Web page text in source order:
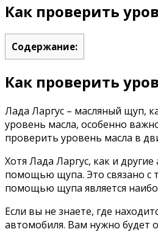
Как проверить
Содержание:
Как проверить
Лада Ларгус – масляный щуп,
уровень масла, особенно
проверить уровень масла в
Хотя Лада Ларгус, как и
помощью щупа. Это связано с
помощью щупа является
Если вы не знаете, где
автомобиля. Вам нужно будет